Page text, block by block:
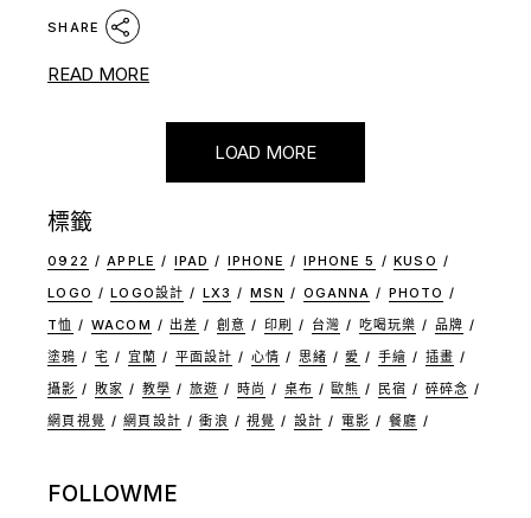
SHARE
READ MORE
LOAD MORE
標籤
0922 APPLE IPAD IPHONE IPHONE 5
KUSO
LOGO
LOGO設計 LX3 MSN OGANNA
PHOTO
T恤
WACOM 出差 創意 印刷 台灣 吃喝玩樂
品牌
塗鴉
宅 宜蘭 平面設計 心情 思緒 愛 手繪
插畫
攝影
敗家 教學 旅遊 時尚 桌布 歐熊 民宿
碎碎念
網頁視覺
網頁設計 衝浪 視覺 設計 電影 餐廳
FOLLOWME